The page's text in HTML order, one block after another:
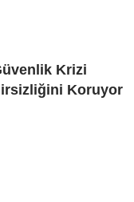
Krizi
Koruyor